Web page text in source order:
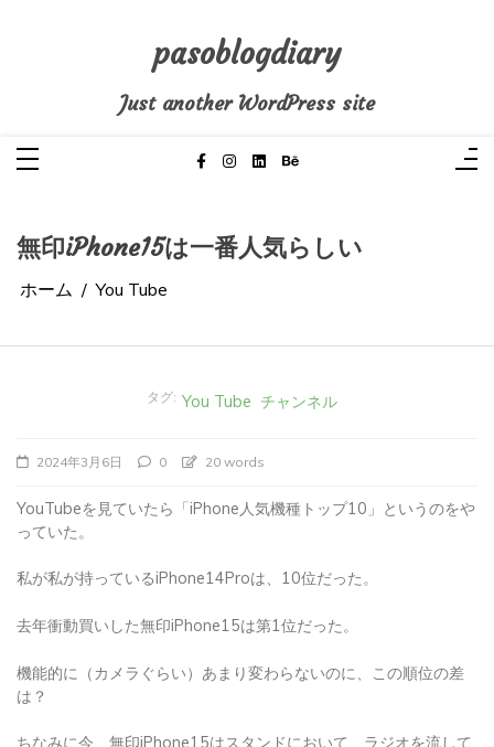
pasoblogdiary
Just another WordPress site
無印iPhone15は一番人気らしい
ホーム You Tube
タグ: You Tube チャンネル
2024年3月6日 20 words
YouTubeを見ていたら「iPhone人気機種トップ10」というのをや
っていた。
私が私が持っているiPhone14Proは、10位だった。
去年衝動買いした無印iPhone15は第1位だった。
機能的に（カメラぐらい）あまり変わらないのに、この順位の差
は？
ちなみに今、無印iPhone15はスタンドにおいて、ラジオを流して